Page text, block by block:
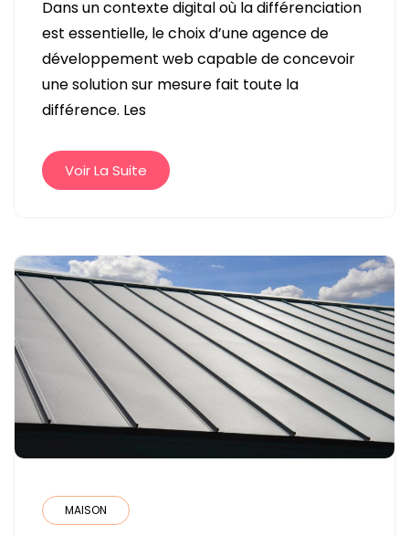
DE
DÉVELOPPEMENT
WEB
Dans un contexte digital où la différenciation
est essentielle, le choix d’une agence de
développement web capable de concevoir
une solution sur mesure fait toute la
différence. Les
Voir La Suite
MAISON